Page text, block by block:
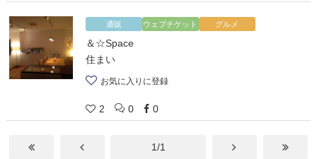
通販 ウェブチケット グルメ
＆☆Space
住まい
お気に入りに登録
2 0 0
1/1